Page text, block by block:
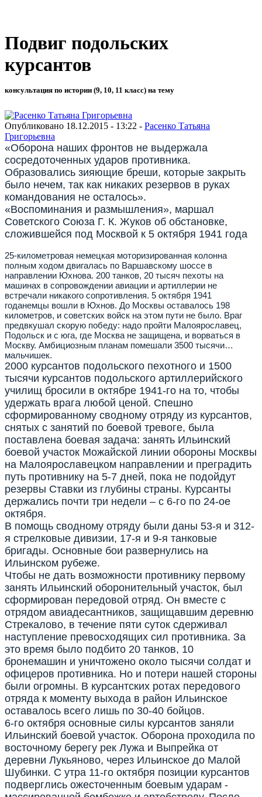
Подвиг подольских
курсантов
консультация по истории (9, 10, 11 класс) на тему
Опубликовано 18.12.2015 - 13:22 - Расенко Татьяна
Григорьевна
«Оборона наших фронтов не выдержала
сосредоточенных ударов противника.
Образовались зияющие бреши, которые закрыть
было нечем, так как никаких резервов в руках
командования не осталось».
«Воспоминания и размышления», маршал
Советского Союза Г. К. Жуков об обстановке,
сложившейся под Москвой к 5 октября 1941 года
25-километровая немецкая моторизированная колонна
полным ходом двигалась по Варшавскому шоссе в
направлении Юхнова. 200 танков, 20 тысяч пехоты на
машинах в сопровождении авиации и артиллерии не
встречали никакого сопротивления. 5 октября 1941
годанемцы вошли в Юхнов. До Москвы оставалось 198
километров, и советских войск на этом пути не было. Враг
предвкушал скорую победу: надо пройти Малоярославец,
Подольск и с юга, где Москва не защищена, и ворваться в
Москву. Амбициозным планам помешали 3500 тысячи…
мальчишек.
2000 курсантов подольского пехотного и 1500
тысячи курсантов подольского артиллерийского
училищ бросили в октябре 1941-го на то, чтобы
удержать врага любой ценой. Спешно
сформированному сводному отряду из курсантов,
снятых с занятий по боевой тревоге, была
поставлена боевая задача: занять Ильинский
боевой участок Можайской линии обороны Москвы
на Малоярославецком направлении и преградить
путь противнику на 5-7 дней, пока не подойдут
резервы Ставки из глубины страны. Курсанты
держались почти три недели – с 6-го по 24-ое
октября.
В помощь сводному отряду были даны 53-я и 312-
я стрелковые дивизии, 17-я и 9-я танковые
бригады. Основные бои развернулись на
Ильинском рубеже.
Чтобы не дать возможности противнику первому
занять Ильинский оборонительный участок, был
сформирован передовой отряд. Он вместе с
отрядом авиадесантников, защищавшим деревню
Стрекалово, в течение пяти суток сдерживал
наступление превосходящих сил противника. За
это время было подбито 20 танков, 10
бронемашин и уничтожено около тысячи солдат и
офицеров противника. Но и потери нашей стороны
были огромны. В курсантских ротах передового
отряда к моменту выхода в район Ильинское
оставалось всего лишь по 30-40 бойцов.
6-го октября основные силы курсантов заняли
Ильинский боевой участок. Оборона проходила по
восточному берегу рек Лужа и Выпрейка от
деревни Лукьяново, через Ильинское до Малой
Шубинки. С утра 11-го октября позиции курсантов
подверглись ожесточенным боевым ударам -